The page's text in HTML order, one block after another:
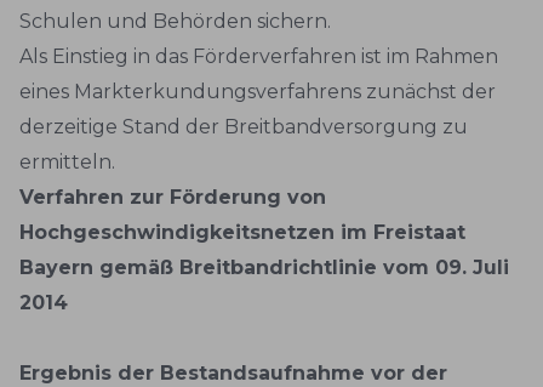
Schulen und Behörden sichern.
Als Einstieg in das Förderverfahren ist im Rahmen
eines Markterkundungsverfahrens zunächst der
derzeitige Stand der Breitbandversorgung zu
ermitteln.
Verfahren zur Förderung von
Hochgeschwindigkeitsnetzen im Freistaat
Bayern gemäß Breitbandrichtlinie vom 09. Juli
2014
Ergebnis der Bestandsaufnahme vor der